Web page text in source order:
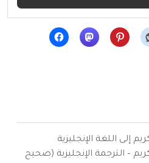
إلى اللغة الإنجليزية
– الترجمة الإنجليزية (صحيح